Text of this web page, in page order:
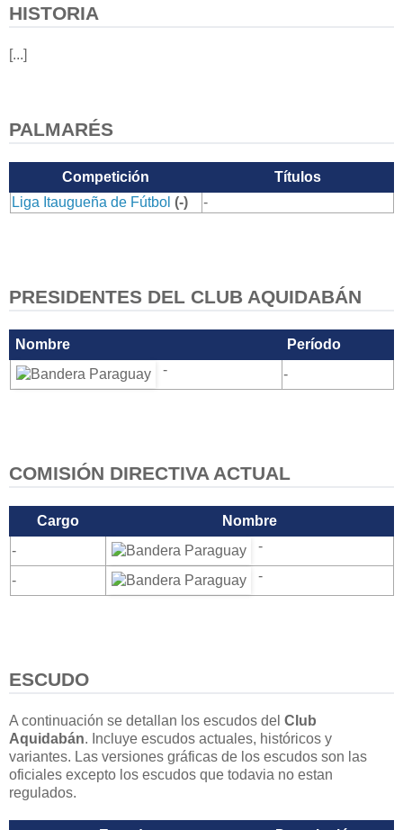
HISTORIA
[...]
PALMARÉS
Competición
Títulos
Liga Itaugueña de Fútbol (-) -
PRESIDENTES DEL CLUB AQUIDABÁN
Nombre
Período
-
-
COMISIÓN DIRECTIVA ACTUAL
Cargo
Nombre
-
-
- -
ESCUDO
A continuación se detallan los escudos del Club
Aquidabán. Incluye escudos actuales, históricos y
variantes. Las versiones gráficas de los escudos son las
oficiales excepto los escudos que todavia no estan
regulados.